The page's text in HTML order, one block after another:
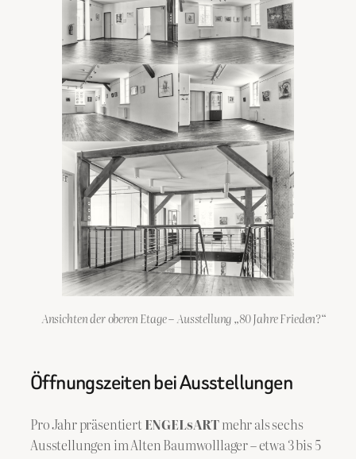
Ansichten der oberen Etage–Ausstellung „80 Jahre Frieden?“
Öffnungszeiten bei Ausstellungen
Pro Jahr präsentiertENGELsARTmehr als sechs
Ausstellungen im Alten Baumwolllager – etwa 3 bis 5